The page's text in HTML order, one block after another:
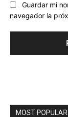
Guardar mi
navegador la
MOST POPULAR